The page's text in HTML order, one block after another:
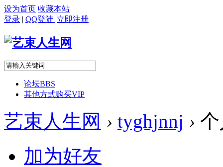
设为首页 收藏本站
登录 | QQ登陆 |立即注册
论坛BBS
其他方式购买VIP
艺束人生网 › tyghjnnj ›
加为好友